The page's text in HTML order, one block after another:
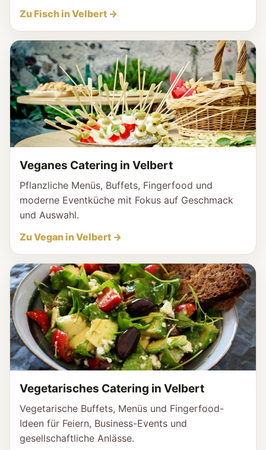
Zu Fisch in Velbert →
Veganes Catering in Velbert
Pflanzliche Menüs, Buffets, Fingerfood und
moderne Eventküche mit Fokus auf Geschmack
und Auswahl.
Zu Vegan in Velbert →
Vegetarisches Catering in Velbert
Vegetarische Buffets, Menüs und Fingerfood-
Ideen für Feiern, Business-Events und
gesellschaftliche Anlässe.